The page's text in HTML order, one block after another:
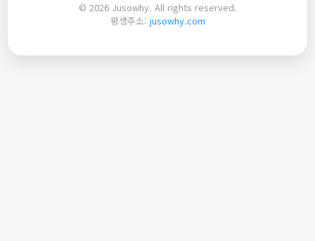
© 2026 Jusowhy. All rights reserved.
평생주소: jusowhy.com